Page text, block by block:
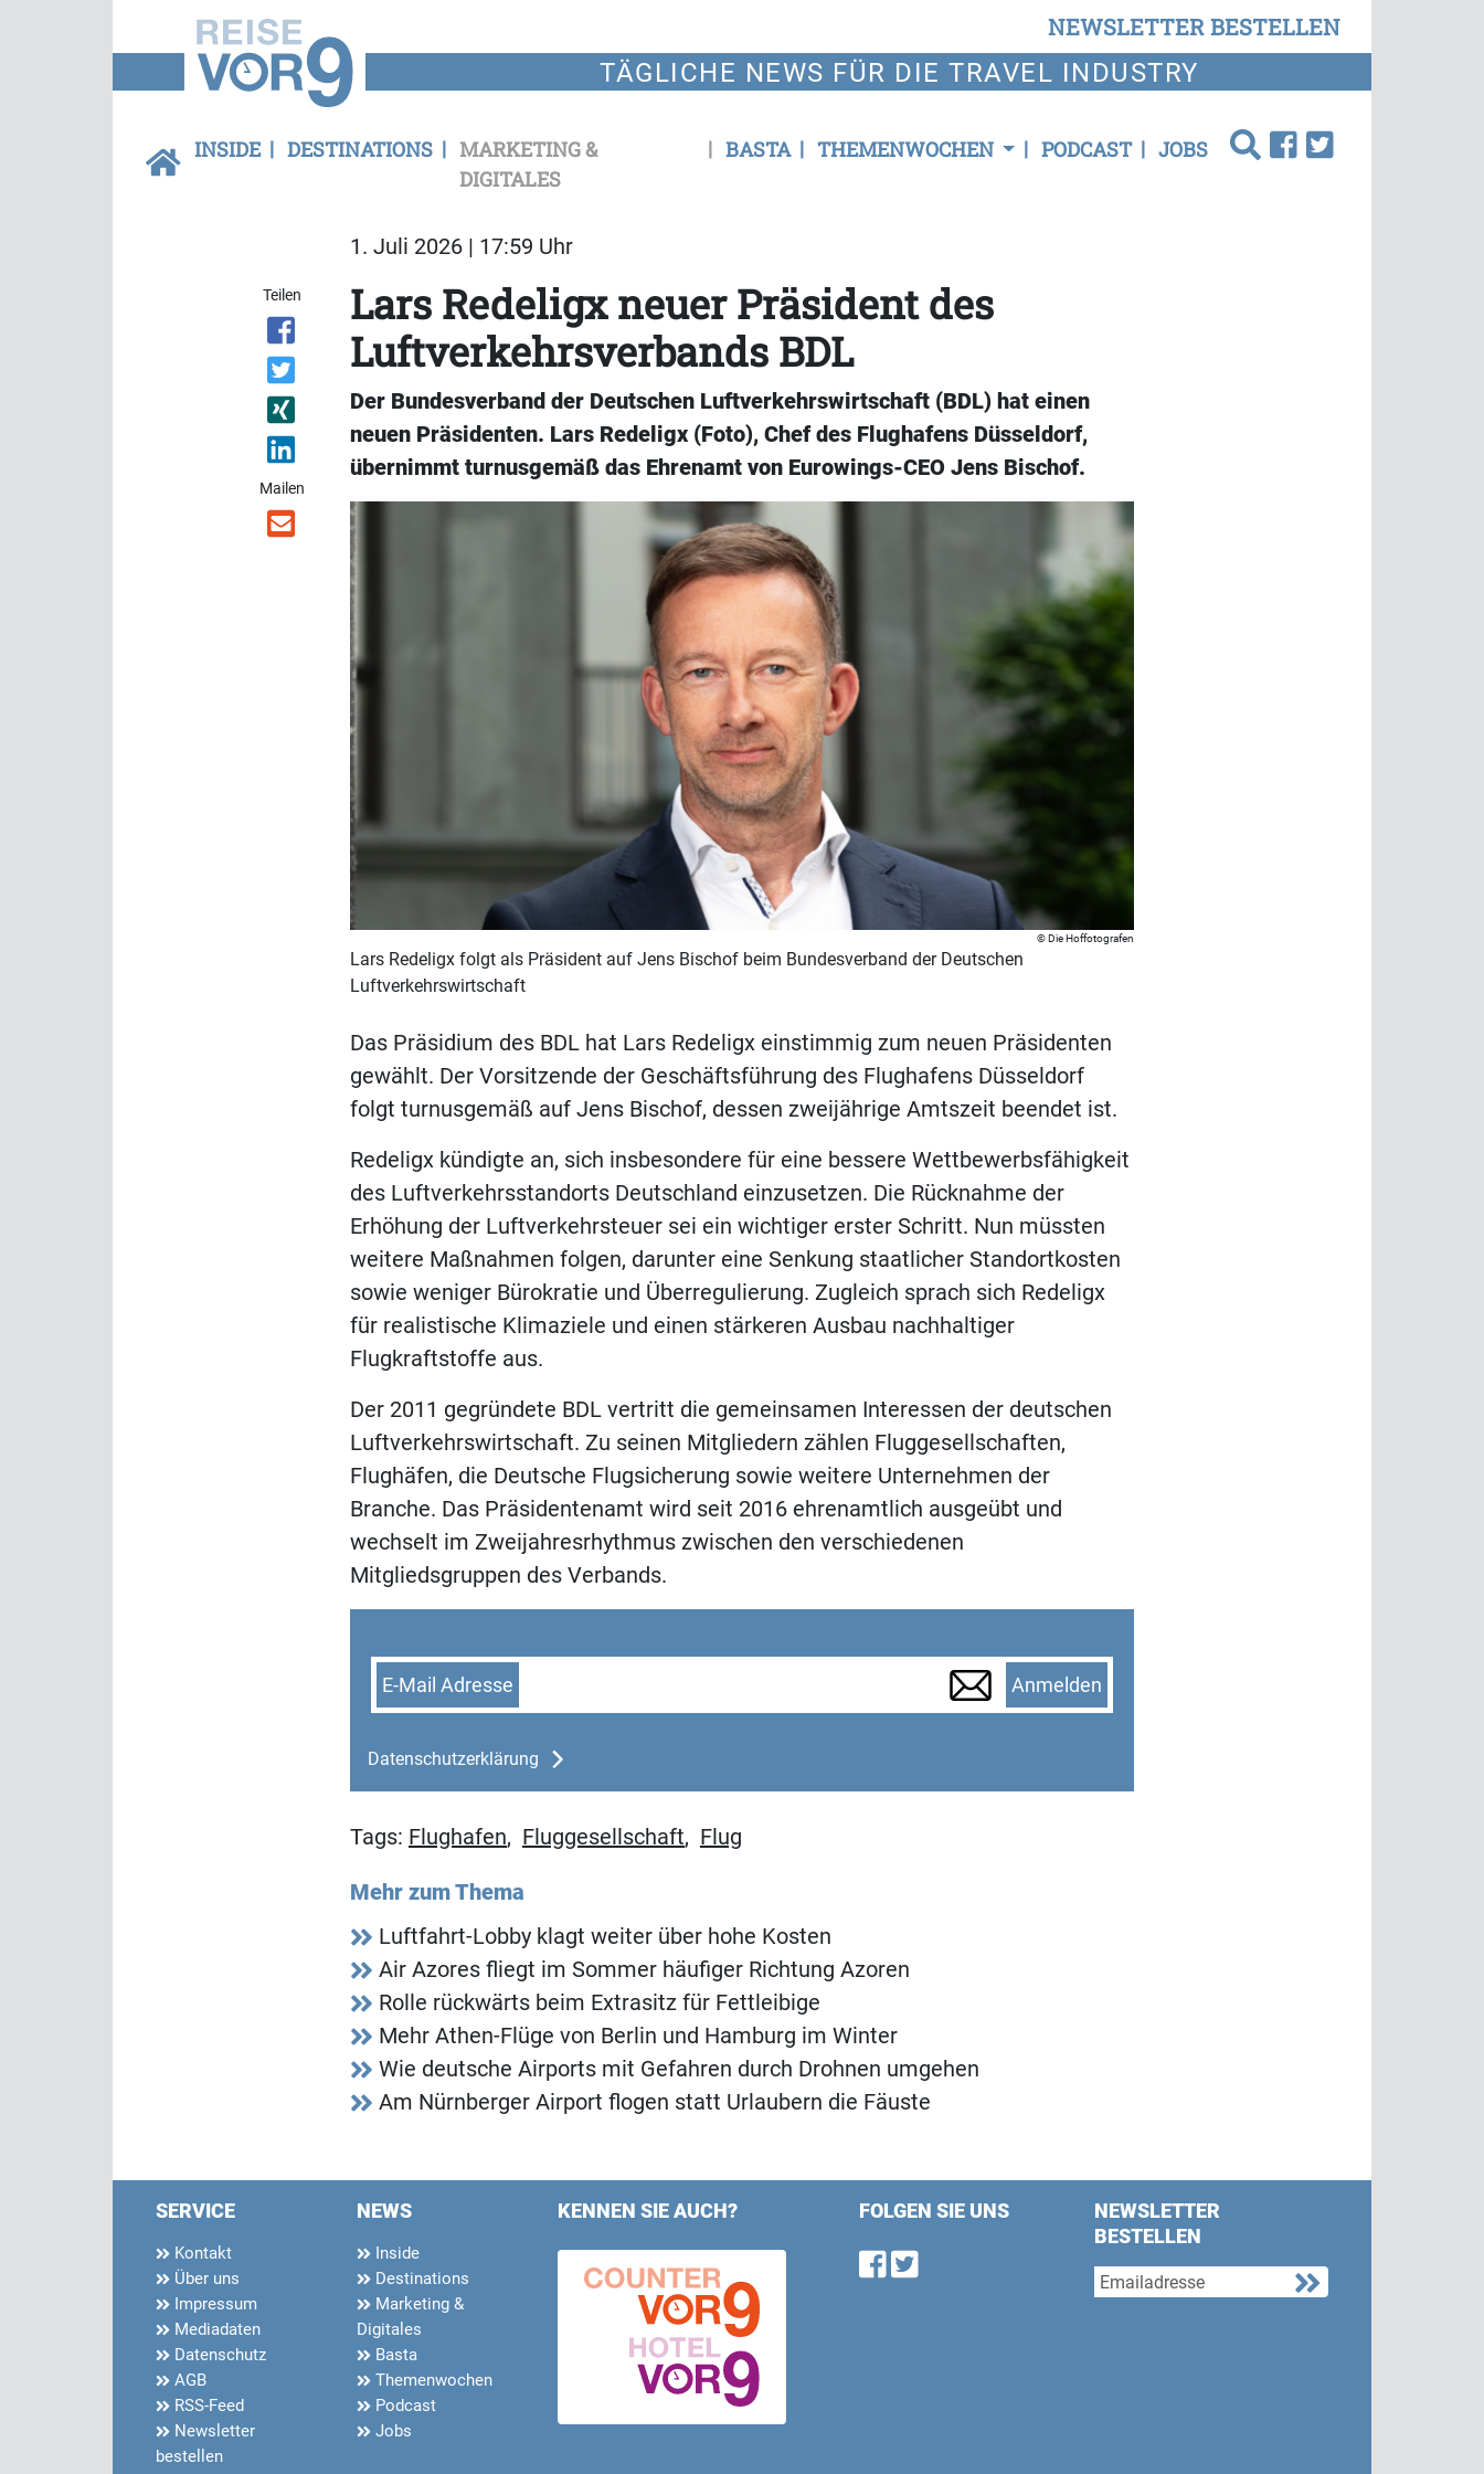
NEWSLETTER BESTELLEN
TÄGLICHE NEWS FÜR DIE TRAVEL INDUSTRY
INSIDE DESTINATIONS
MARKETING &
DIGITALES
BASTA THEMENWOCHEN PODCAST JOBS
1. Juli 2026 | 17:59 Uhr
Teilen
Mailen
Lars Redeligx neuer Präsident des
Luftverkehrsverbands BDL
Der Bundesverband der Deutschen Luftverkehrswirtschaft (BDL) hat einen
neuen Präsidenten. Lars Redeligx (Foto), Chef des Flughafens Düsseldorf,
übernimmt turnusgemäß das Ehrenamt von Eurowings-CEO Jens Bischof.
Die Hoffotografen
Lars Redeligx folgt als Präsident auf Jens Bischof beim Bundesverband der Deutschen
Luftverkehrswirtschaft
Das Präsidium des BDL hat Lars Redeligx einstimmig zum neuen Präsidenten
gewählt. Der Vorsitzende der Geschäftsführung des Flughafens Düsseldorf
folgt turnusgemäß auf Jens Bischof, dessen zweijährige Amtszeit beendet ist.
Redeligx kündigte an, sich insbesondere für eine bessere Wettbewerbsfähigkeit
des Luftverkehrsstandorts Deutschland einzusetzen. Die Rücknahme der
Erhöhung der Luftverkehrsteuer sei ein wichtiger erster Schritt. Nun müssten
weitere Maßnahmen folgen, darunter eine Senkung staatlicher Standortkosten
sowie weniger Bürokratie und Überregulierung. Zugleich sprach sich Redeligx
für realistische Klimaziele und einen stärkeren Ausbau nachhaltiger
Flugkraftstoffe aus.
Der 2011 gegründete BDL vertritt die gemeinsamen Interessen der deutschen
Luftverkehrswirtschaft. Zu seinen Mitgliedern zählen Fluggesellschaften,
Flughäfen, die Deutsche Flugsicherung sowie weitere Unternehmen der
Branche. Das Präsidentenamt wird seit 2016 ehrenamtlich ausgeübt und
wechselt im Zweijahresrhythmus zwischen den verschiedenen
Mitgliedsgruppen des Verbands.
E-Mail Adresse Anmelden
Datenschutzerklärung
Tags: Flughafen, Fluggesellschaft, Flug
Mehr zum Thema
Luftfahrt-Lobby klagt weiter über hohe Kosten
Air Azores fliegt im Sommer häufiger Richtung Azoren
Rolle rückwärts beim Extrasitz für Fettleibige
Mehr Athen-Flüge von Berlin und Hamburg im Winter
Wie deutsche Airports mit Gefahren durch Drohnen umgehen
Am Nürnberger Airport flogen statt Urlaubern die Fäuste
SERVICE
Kontakt
Über uns
Impressum
Mediadaten
Datenschutz
AGB
RSS-Feed
Newsletter
bestellen
NEWS
Inside
Destinations
Marketing &
Digitales
Basta
Themenwochen
Podcast
Jobs
KENNEN SIE AUCH? FOLGEN SIE UNS
Find us on Facebook
Follow us on Twitter
NEWSLETTER
BESTELLEN